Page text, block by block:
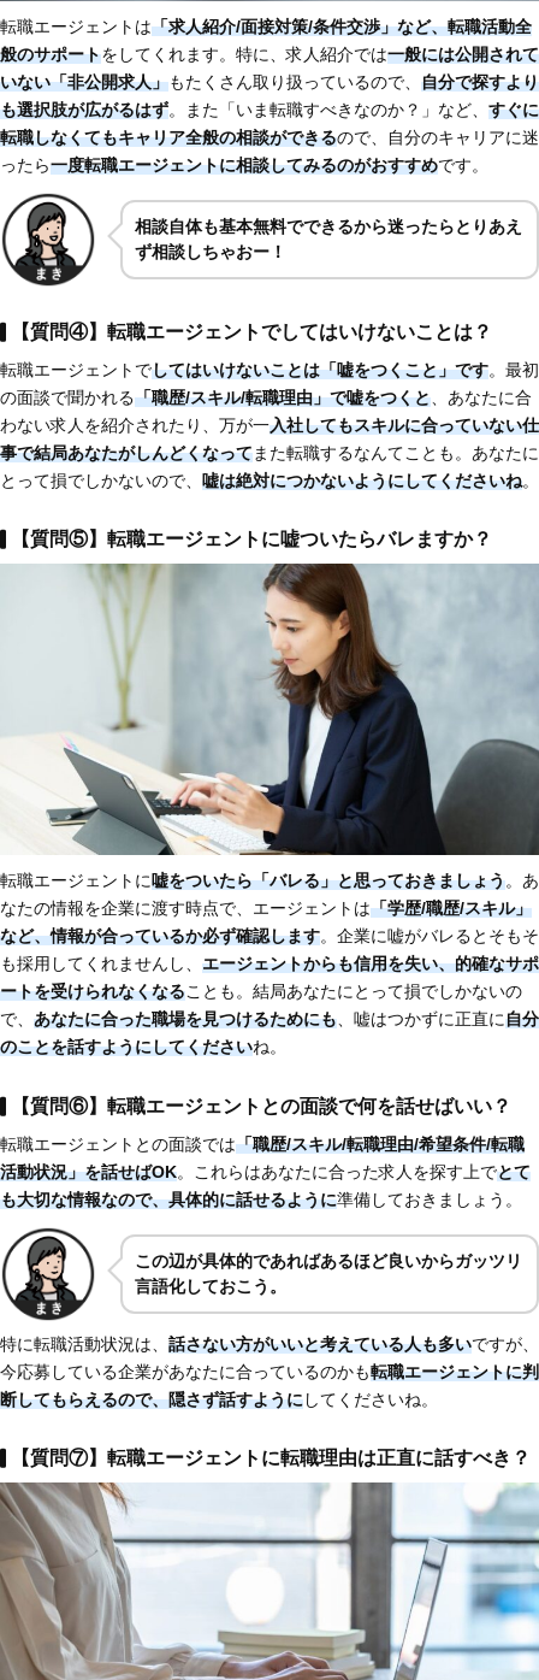
転職エージェントは「求人紹介/面接対策/条件交渉」など、転職活動全
般のサポートをしてくれます。特に、求人紹介では一般には公開されて
いない「非公開求人」もたくさん取り扱っているので、 自分で探すより
も選択肢が広がるはず。また「いま転職すべきなのか？」など、 すぐに
転職しなくてもキャリア全般の相談ができるので、自分のキャリアに迷
ったら一度転職エージェントに相談してみるのがおすすめです。
相談自体も基本無料でできるから迷ったらとりあえ
ず相談しちゃおー！
【質問④】転職エージェントでしてはいけないことは？
転職エージェントでしてはいけないことは「嘘をつくこと」です。最初
の面談で聞かれる「職歴/スキル/転職理由」で嘘をつくと、あなたに合
わない求人を紹介されたり、万が一入社してもスキルに合っていない仕
事で結局あなたがしんどくなってまた転職するなんてことも。あなたに
とって損でしかないので、 嘘は絶対につかないようにしてくださいね。
【質問⑤】転職エージェントに嘘ついたらバレますか？
転職エージェントに嘘をついたら「バレる」と思っておきましょう。あ
なたの情報を企業に渡す時点で、エージェントは「学歴/職歴/スキル」
など、情報が合っているか必ず確認します。企業に嘘がバレるとそもそ
も採用してくれませんし、 エージェントからも信用を失い、的確なサポ
ートを受けられなくなることも。結局あなたにとって損でしかないの
で、 あなたに合った職場を見つけるためにも、嘘はつかずに正直に自分
のことを話すようにしてくださいね。
【質問⑥】転職エージェントとの面談で何を話せばいい？
転職エージェントとの面談では「職歴/スキル/転職理由/希望条件/転職
活動状況」を話せばOK。これらはあなたに合った求人を探す上でとて
も大切な情報なので、具体的に話せるように準備しておきましょう。
この辺が具体的であればあるほど良いからガッツリ
言語化しておこう。
特に転職活動状況は、 話さない方がいいと考えている人も多いですが、
今応募している企業があなたに合っているのかも転職エージェントに判
断してもらえるので、隠さず話すようにしてくださいね。
【質問⑦】転職エージェントに転職理由は正直に話すべき？